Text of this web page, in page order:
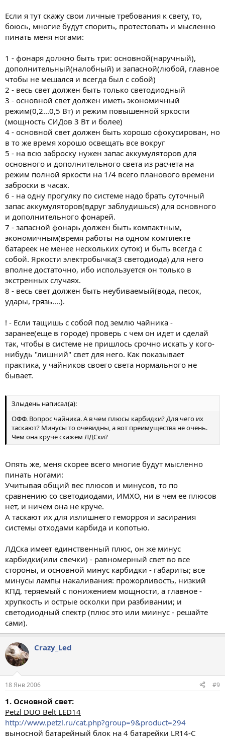
Если я тут скажу свои личные требования к свету, то,
боюсь, многие будут спорить, протестовать и мысленно
пинать меня ногами:
1 - фонаря должно быть три: основной(наручный),
дополнительный(налобный) и запасной(любой, главное
чтобы не мешался и всегда был с собой)
2 - весь свет должен быть только светодиодный
3 - основной свет должен иметь экономичный
режим(0,2...0,5 Вт) и режим повышенной яркости
(мощность СИДов 3 Вт и более)
4 - основной свет должен быть хорошо сфокусирован, но
в то же время хорошо освещать все вокруг
5 - на всю заброску нужен запас аккумуляторов для
основного и дополнительного света из расчета на
режим полной яркости на 1/4 всего планового времени
заброски в часах.
6 - на одну прогулку по системе надо брать суточный
запас аккумуляторов(вдруг заблудишься) для основного
и дополнительного фонарей.
7 - запасной фонарь должен быть компактным,
экономичным(время работы на одном комплекте
батареек не менее нескольких суток) и быть всегда с
собой. Яркости электробычка(3 светодиода) для него
вполне достаточно, ибо используется он только в
экстренных случаях.
8 - весь свет должен быть неубиваемый(вода, песок,
удары, грязь....).
! - Если тащишь с собой под землю чайника -
заранее(еще в городе) проверь с чем он идет и сделай
так, чтобы в системе не пришлось срочно искать у кого-
нибудь "лишний" свет для него. Как показывает
практика, у чайников своего света нормального не
бывает.
Злыдень написал(а):
ОФФ. Вопрос чайника. А в чем плюсы карбидки? Для чего их
таскают? Минусы то очевидны, а вот преимущества не очень.
Чем она круче скажем ЛДСки?
Опять же, меня скорее всего многие будут мысленно
пинать ногами:
Учитывая общий вес плюсов и минусов, то по
сравнению со светодиодами, ИМХО, ни в чем ее плюсов
нет, и ничем она не круче.
А таскают их для излишнего геморроя и засирания
системы отходами карбида и копотью.
ЛДСка имеет единственный плюс, он же минус
карбидки(или свечки) - равномерный свет во все
стороны, и основной минус карбидки - габариты; все
минусы лампы накаливания: прожорливость, низкий
КПД, теряемый с понижением мощности, а главное -
хрупкость и острые осколки при разбивании; и
светодиодный спектр (плюс это или миинус - решайте
сами).
Crazy_Led
18 Янв 2006 #9
1. Основной свет:
Petzl DUO Belt LED14
http://www.petzl.ru/cat.php?group=9&product=294
выносной батарейный блок на 4 батарейки LR14-C